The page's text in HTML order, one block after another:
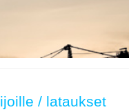
/ lataukset